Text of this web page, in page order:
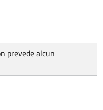
prevede alcun